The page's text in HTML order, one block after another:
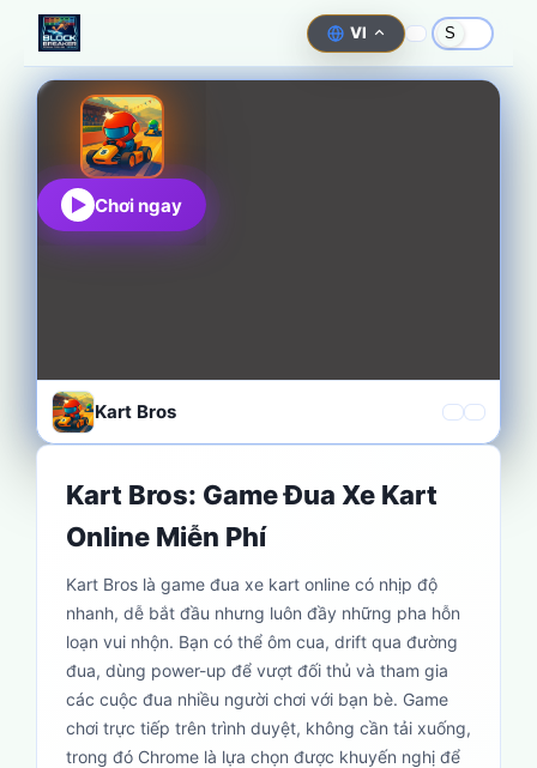
VI S
Chơi ngay
Kart Bros
Kart Bros: Game Đua Xe Kart
Online Miễn Phí
Kart Bros là game đua xe kart online có nhịp độ
nhanh, dễ bắt đầu nhưng luôn đầy những pha hỗn
loạn vui nhộn. Bạn có thể ôm cua, drift qua đường
đua, dùng power-up để vượt đối thủ và tham gia
các cuộc đua nhiều người chơi với bạn bè. Game
chơi trực tiếp trên trình duyệt, không cần tải xuống,
trong đó Chrome là lựa chọn được khuyến nghị để